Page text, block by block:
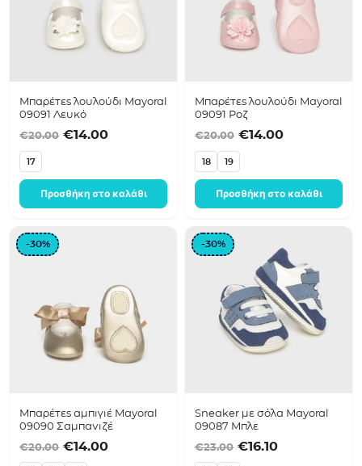
Μπαρέτες λουλούδι Mayoral
09091 Λευκό
€20.00 Original price was: €20.00.
€14.00Η τρέχουσα τιμή είναι: €14.00.
17
Προσθήκη στο καλάθι
Μπαρέτες λουλούδι Mayoral
09091 Ροζ
€20.00 Original price
€14.00Η τρέχουσα
18 19
Προσθήκη στο καλάθι
-30%
Μπαρέτες αμπιγιέ Mayoral
09090 Σαμπανιζέ
€20.00 Original price was: €20.00.
€14.00Η τρέχουσα τιμή είναι: €14.00.
-30%
Sneaker με σόλα Mayoral
09087 Mπλε
€23.00 Original price
€16.10Η τρέχουσα